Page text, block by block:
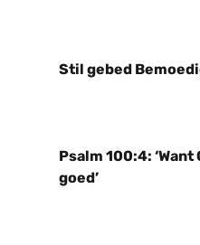
Stil gebed
Psalm 100:4:
goed’